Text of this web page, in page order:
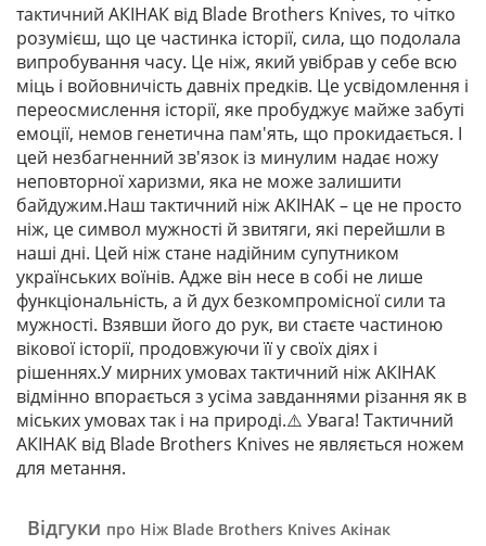
тактичний АКІНАК від Blade Brothers Knives, то чітко
розумієш, що це частинка історії, сила, що подолала
випробування часу. Це ніж, який увібрав у себе всю
міць і войовничість давніх предків. Це усвідомлення і
переосмислення історії, яке пробуджує майже забуті
емоції, немов генетична пам'ять, що прокидається. І
цей незбагненний зв'язок із минулим надає ножу
неповторної харизми, яка не може залишити
байдужим.Наш тактичний ніж АКІНАК – це не просто
ніж, це символ мужності й звитяги, які перейшли в
наші дні. Цей ніж стане надійним супутником
українських воїнів. Адже він несе в собі не лише
функціональність, а й дух безкомпромісної сили та
мужності. Взявши його до рук, ви стаєте частиною
вікової історії, продовжуючи її у своїх діях і
рішеннях.У мирних умовах тактичний ніж АКІНАК
відмінно впорається з усіма завданнями різання як в
міських умовах так і на природі.⚠️ Увага! Тактичний
АКІНАК від Blade Brothers Knives не являється ножем
для метання.
Відгуки про Ніж Blade Brothers Knives Акінак